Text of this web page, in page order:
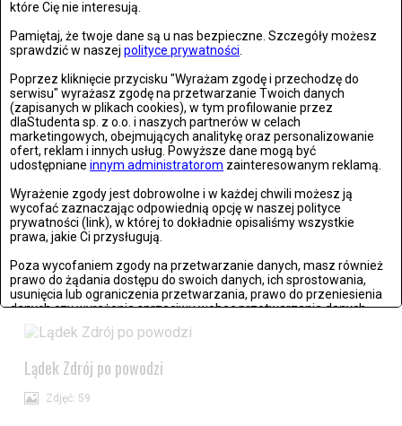
które Cię nie interesują.
Pamiętaj, że twoje dane są u nas bezpieczne. Szczegóły możesz
sprawdzić w naszej polityce prywatności
Poprzez kliknięcie przycisku "Wyrażam zgodę i przechodzę do
serwisu" wyrażasz zgodę na przetwarzanie Twoich danych
(zapisanych w plikach cookies), w tym profilowanie przez
dlaStudenta sp. z o.o. i naszych partnerów w celach
marketingowych, obejmujących analitykę oraz personalizowanie
ofert, reklam i innych usług. Powyższe dane mogą być
udostępniane innym administratorom zainteresowanym reklamą.
Wyrażenie zgody jest dobrowolne i w każdej chwili możesz ją
wycofać zaznaczając odpowiednią opcję w naszej polityce
prywatności (link), w której to dokładnie opisaliśmy wszystkie
prawa, jakie Ci przysługują.
Poza wycofaniem zgody na przetwarzanie danych, masz również
prawo do żądania dostępu do swoich danych, ich sprostowania,
usunięcia lub ograniczenia przetwarzania, prawo do przeniesienia
danych czy wyrażenia sprzeciwu wobec przetwarzania danych.
Jeżeli nie chcesz wyrazić zgody na przetwarzanie plików cookies,
Wrocław: Romeo i Julia - próba prasowa we wrocławskim
Teatrze Capitol
Zdjęć: 26
Stronie Śląskie w ruinach: skutki niszczycielskiej powodzi
Zdjęć: 25
Lądek Zdrój po powodzi
Zdjęć: 59